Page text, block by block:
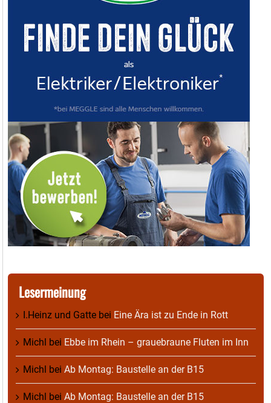
Lesermeinung
I.Heinz und Gatte bei Eine Ära ist zu Ende in Rott
Michl bei Ebbe im Rhein – grauebraune Fluten im Inn
Michl bei Ab Montag: Baustelle an der B15
Michl bei Ab Montag: Baustelle an der B15